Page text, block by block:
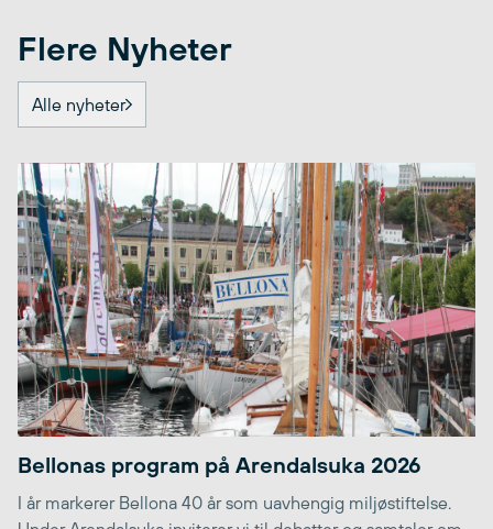
Flere Nyheter
Alle nyheter
Bellonas program på Arendalsuka 2026
I år markerer Bellona 40 år som uavhengig miljøstiftelse.